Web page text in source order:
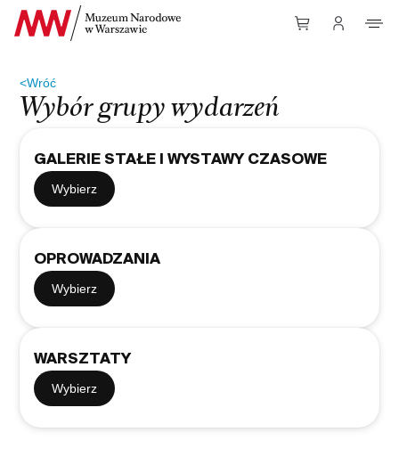
Przejdź do Treści
<Wróć
Wybór grupy wydarzeń
GALERIE STAŁE I WYSTAWY CZASOWE
Wybierz
OPROWADZANIA
Wybierz
WARSZTATY
Wybierz